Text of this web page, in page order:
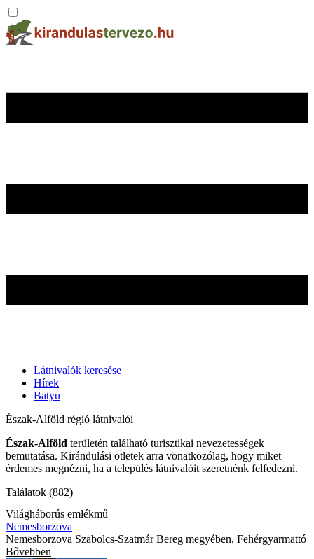
Látnivalók keresése
Hírek
Batyu
Észak-Alföld régió látnivalói
Észak-Alföld területén található turisztikai nevezetességek
bemutatása. Kirándulási ötletek arra vonatkozólag, hogy miket
érdemes megnézni, ha a település látnivalóit szeretnénk felfedezni.
Találatok (882)
Világháborús emlékmű
Nemesborzova
Nemesborzova Szabolcs-Szatmár Bereg megyében, Fehérgyarmattó
Bővebben